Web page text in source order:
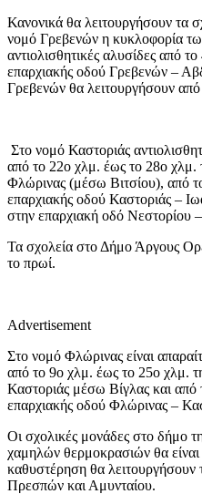
Κανονικά θα λειτουργήσουν τα
νομό Γρεβενών η κυκλοφορία
αντιολισθητικές αλυσίδες από
επαρχιακής οδού Γρεβενών –
Γρεβενών θα λειτουργήσουν από
Στο νομό Καστοριάς
από το 22ο χλμ. έως το 28ο χλμ.
Φλώρινας (μέσω Βιτσίου), από
επαρχιακής οδού Καστοριάς –
στην επαρχιακή οδό
Τα σχολεία στο Δήμο Άργους
το πρωί.
Advertisement
Στο νομό Φλώρινας είναι
από το 9ο χλμ. έως το 25ο χλμ.
Καστοριάς μέσω Βίγλας και
επαρχιακής οδού Φλώρινας –
Οι σχολικές μονάδες στο δήμο
χαμηλών θερμοκρασιών θα
καθυστέρηση θα λειτουργήσουν
Πρεσπών και Αμυνταίου.